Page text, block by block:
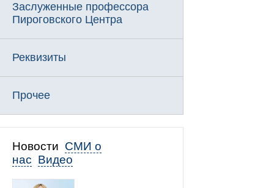
Заслуженные профессора
Пироговского Центра
Реквизиты
Прочее
Новости СМИ о
нас Видео